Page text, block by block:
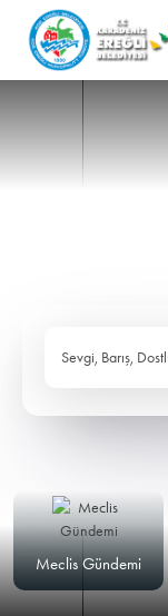
Sevgi, Barış,
Meclis Gündemi